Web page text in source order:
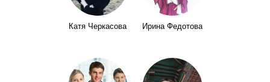
Катя Черкасова Ирина Федотова